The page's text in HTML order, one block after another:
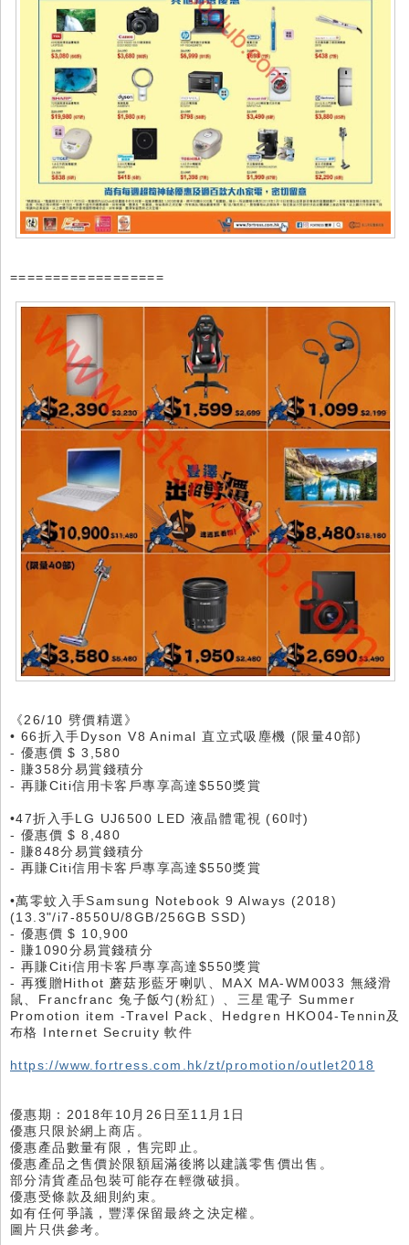
==================
《26/10 劈價精選》
• 66折入手Dyson V8 Animal 直立式吸塵機 (限量40部)
- 優惠價 $ 3,580
- 賺358分易賞錢積分
- 再賺Citi信用卡客戶專享高達$550獎賞
•47折入手LG UJ6500 LED 液晶體電視 (60吋)
- 優惠價 $ 8,480
- 賺848分易賞錢積分
- 再賺Citi信用卡客戶專享高達$550獎賞
•萬零蚊入手Samsung Notebook 9 Always (2018)
(13.3"/i7-8550U/8GB/256GB SSD)
- 優惠價 $ 10,900
- 賺1090分易賞錢積分
- 再賺Citi信用卡客戶專享高達$550獎賞
- 再獲贈Hithot 蘑菇形藍牙喇叭、MAX MA-WM0033 無綫滑
鼠、Francfranc 兔子飯勺(粉紅）、三星電子 Summer
Promotion item -Travel Pack、Hedgren HKO04-Tennin及
布格 Internet Secruity 軟件
https://www.fortress.com.hk/zt/promotion/outlet2018
優惠期：2018年10月26日至11月1日
優惠只限於網上商店。
優惠產品數量有限，售完即止。
優惠產品之售價於限額屆滿後將以建議零售價出售。
部分清貨產品包裝可能存在輕微破損。
優惠受條款及細則約束。
如有任何爭議，豐澤保留最終之決定權。
圖片只供參考。